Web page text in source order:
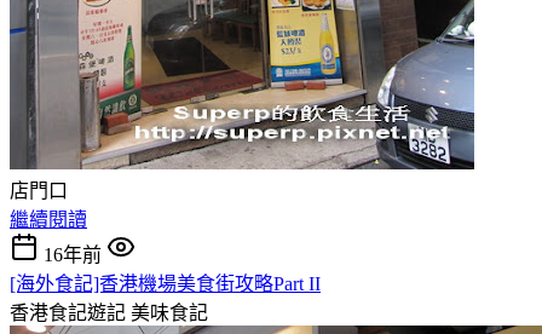
店門口
繼續閱讀
16年前
[海外食記]香港機場美食街攻略Part II
香港食記遊記 美味食記